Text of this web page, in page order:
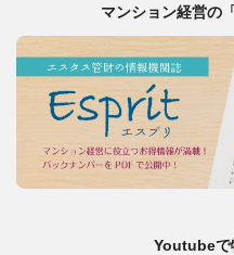
マンション経営の
Youtubeで